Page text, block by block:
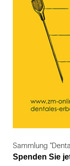
Sammlung
Spenden Sie